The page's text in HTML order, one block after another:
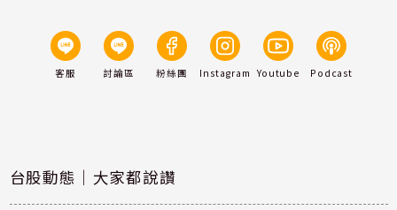
客服 討論區 粉絲團 Instagram Youtube Podcast
台股動態｜大家都說讚